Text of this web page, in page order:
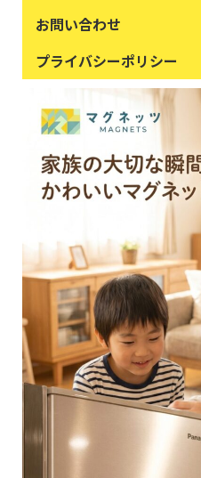
お問い合わせ
プライバシーポリシー